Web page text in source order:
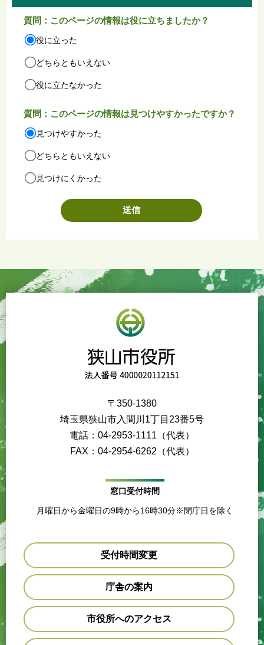
質問：このページの情報は役に立ちましたか？
役に立った
どちらともいえない
役に立たなかった
質問：このページの情報は見つけやすかったですか？
見つけやすかった
どちらともいえない
見つけにくかった
〒350-1380
埼玉県狭山市入間川1丁目23番5号
電話：04-2953-1111（代表）
FAX：04-2954-6262（代表）
窓口受付時間
月曜日から金曜日の9時から16時30分※閉庁日を除く
受付時間変更
庁舎の案内
市役所へのアクセス